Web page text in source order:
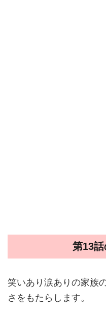
第13
笑いあり涙ありの家族
さをもたらします。